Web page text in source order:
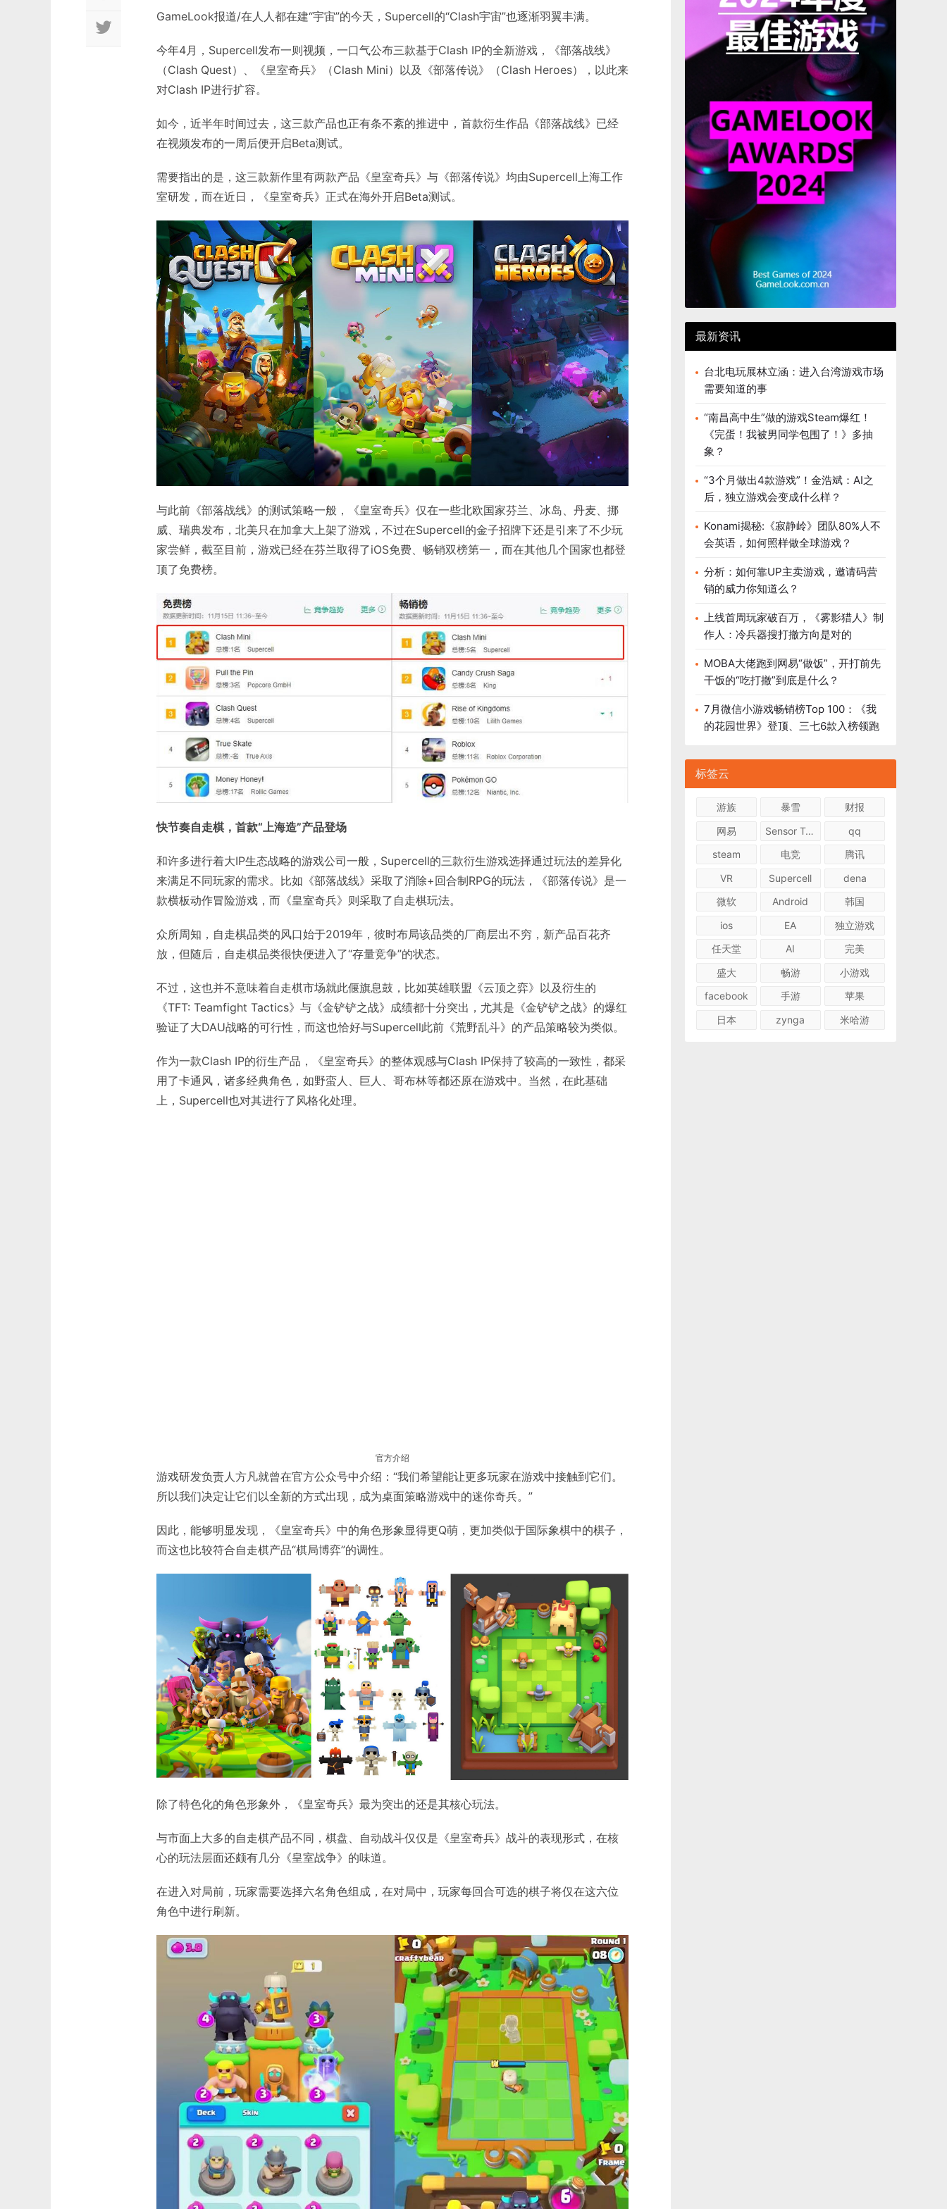
GameLook报道/在人人都在建“宇宙”的今天，Supercell的“Clash宇宙”也逐渐羽翼丰满。
今年4月，Supercell发布一则视频，一口气公布三款基于Clash IP的全新游戏，《部落战线》
（Clash Quest）、《皇室奇兵》（Clash Mini）以及《部落传说》（Clash Heroes），以此来
对Clash IP进行扩容。
如今，近半年时间过去，这三款产品也正有条不紊的推进中，首款衍生作品《部落战线》已经
在视频发布的一周后便开启Beta测试。
需要指出的是，这三款新作里有两款产品《皇室奇兵》与《部落传说》均由Supercell上海工作
室研发，而在近日，《皇室奇兵》正式在海外开启Beta测试。
与此前《部落战线》的测试策略一般，《皇室奇兵》仅在一些北欧国家芬兰、冰岛、丹麦、挪
威、瑞典发布，北美只在加拿大上架了游戏，不过在Supercell的金子招牌下还是引来了不少玩
家尝鲜，截至目前，游戏已经在芬兰取得了iOS免费、畅销双榜第一，而在其他几个国家也都登
顶了免费榜。
快节奏自走棋， 首款“上海造”产品登场
和许多进行着大IP生态战略的游戏公司一般，Supercell的三款衍生游戏选择通过玩法的差异化
来满足不同玩家的需求。比如《部落战线》采取了消除+回合制RPG的玩法，《部落传说》是一
款横板动作冒险游戏，而《皇室奇兵》则采取了自走棋玩法。
众所周知，自走棋品类的风口始于2019年，彼时布局该品类的厂商层出不穷，新产品百花齐
放，但随后，自走棋品类很快便进入了“存量竞争”的状态。
不过，这也并不意味着自走棋市场就此偃旗息鼓，比如英雄联盟《云顶之弈》以及衍生的
《TFT: Teamfight Tactics》与《金铲铲之战》成绩都十分突出，尤其是《金铲铲之战》的爆红
验证了大DAU战略的可行性，而这也恰好与Supercell此前《荒野乱斗》的产品策略较为类似。
作为一款Clash IP的衍生产品，《皇室奇兵》的整体观感与Clash IP保持了较高的一致性，都采
用了卡通风，诸多经典角色，如野蛮人、巨人、哥布林等都还原在游戏中。当然，在此基础
上，Supercell也对其进行了风格化处理。
官方介绍
游戏研发负责人方凡就曾在官方公众号中介绍：“我们希望能让更多玩家在游戏中接触到它们。
所以我们决定让它们以全新的方式出现，成为桌面策略游戏中的迷你奇兵。”
因此，能够明显发现，《皇室奇兵》中的角色形象显得更Q萌，更加类似于国际象棋中的棋子，
而这也比较符合自走棋产品“棋局博弈”的调性。
除了特色化的角色形象外，《皇室奇兵》最为突出的还是其核心玩法。
与市面上大多的自走棋产品不同，棋盘、自动战斗仅仅是《皇室奇兵》战斗的表现形式，在核
心的玩法层面还颇有几分《皇室战争》的味道。
在进入对局前，玩家需要选择六名角色组成，在对局中，玩家每回合可选的棋子将仅在这六位
角色中进行刷新。
最新资讯
台北电玩展林立涵：进入台湾游戏市场
需要知道的事
“南昌高中生”做的游戏Steam爆红！
《完蛋！我被男同学包围了！》多抽
象？
“3个月做出4款游戏”！金浩斌：AI之
后，独立游戏会变成什么样？
Konami揭秘:《寂静岭》团队80%人不
会英语，如何照样做全球游戏？
分析：如何靠UP主卖游戏，邀请码营
销的威力你知道么？
上线首周玩家破百万，《雾影猎人》制
作人：冷兵器搜打撤方向是对的
MOBA大佬跑到网易“做饭”，开打前先
干饭的“吃打撤”到底是什么？
7月微信小游戏畅销榜Top 100：《我
的花园世界》登顶、三七6款入榜领跑
标签云
游族 暴雪
财报
网易
Sensor Tower
qq
steam
电竞
腾讯
VR
Supercell
dena
微软
Android
韩国
ios
EA
独立游戏
任天堂
AI
完美
盛大
畅游
小游戏
facebook
手游
苹果
日本
zynga 米哈游